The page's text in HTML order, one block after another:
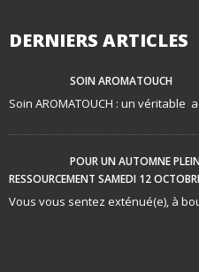
DERNIERS ARTICLES
SOIN AROMATOUCH
Soin AROMATOUCH : un véritable
POUR UN AUTOMNE
RESSOURCEMENT SAMEDI 12
Vous vous sentez exténué(e), à